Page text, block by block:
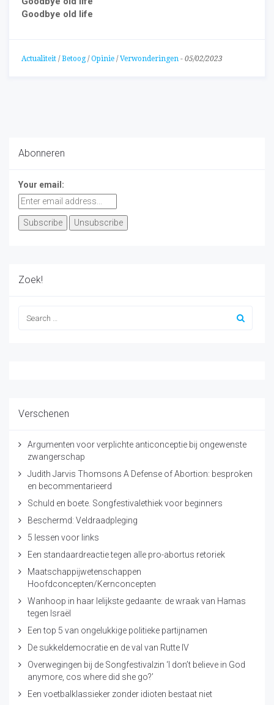
Goodbye old life
Actualiteit / Betoog/ Opinie / Verwonderingen - 05/02/2023
Abonneren
Your email:
Zoek!
Verschenen
Argumenten voor verplichte anticonceptie bij ongewenste
zwangerschap
Judith Jarvis Thomsons A Defense of Abortion: besproken
en becommentarieerd
Schuld en boete. Songfestivalethiek voor beginners
Beschermd: Veldraadpleging
5 lessen voor links
Een standaardreactie tegen alle pro-abortus retoriek
Maatschappijwetenschappen
Hoofdconcepten/Kernconcepten
Wanhoop in haar lelijkste gedaante: de wraak van Hamas
tegen Israël
Een top 5 van ongelukkige politieke partijnamen
De sukkeldemocratie en de val van Rutte IV
Overwegingen bij de Songfestivalzin ‘I don’t believe in God
anymore, cos where did she go?’
Een voetbalklassieker zonder idioten bestaat niet